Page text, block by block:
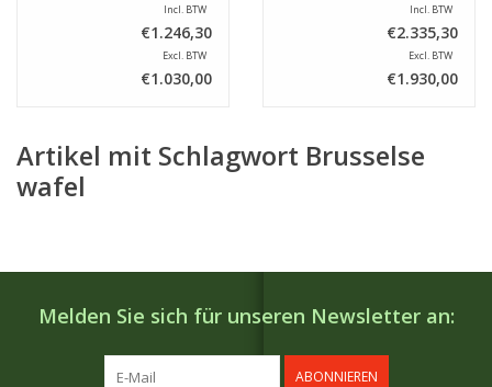
Incl. BTW
€1.246,30
Excl. BTW
€1.030,00
Incl. BTW
€2.335,30
Excl. BTW
€1.930,00
Artikel mit Schlagwort Brusselse
wafel
Melden Sie sich für unseren Newsletter an:
ABONNIEREN